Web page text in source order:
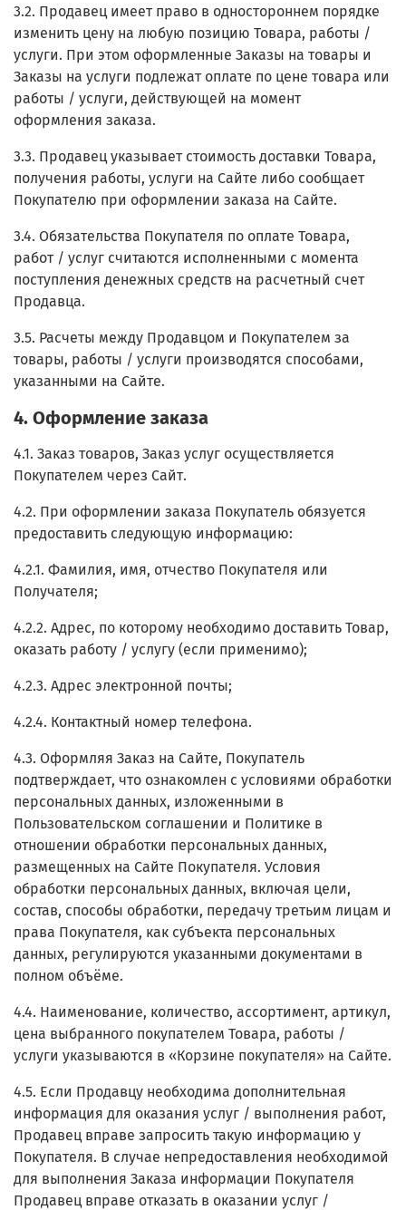
3.2. Продавец имеет право в одностороннем порядке
изменить цену на любую позицию Товара, работы /
услуги. При этом оформленные Заказы на товары и
Заказы на услуги подлежат оплате по цене товара или
работы / услуги, действующей на момент
оформления заказа.
3.3. Продавец указывает стоимость доставки Товара,
получения работы, услуги на Сайте либо сообщает
Покупателю при оформлении заказа на Сайте.
3.4. Обязательства Покупателя по оплате Товара,
работ / услуг считаются исполненными с момента
поступления денежных средств на расчетный счет
Продавца.
3.5. Расчеты между Продавцом и Покупателем за
товары, работы / услуги производятся способами,
указанными на Сайте.
4. Оформление заказа
4.1. Заказ товаров, Заказ услуг осуществляется
Покупателем через Сайт.
4.2. При оформлении заказа Покупатель обязуется
предоставить следующую информацию:
4.2.1. Фамилия, имя, отчество Покупателя или
Получателя;
4.2.2. Адрес, по которому необходимо доставить Товар,
оказать работу / услугу (если применимо);
4.2.3. Адрес электронной почты;
4.2.4. Контактный номер телефона.
4.3. Оформляя Заказ на Сайте, Покупатель
подтверждает, что ознакомлен с условиями обработки
персональных данных, изложенными в
Пользовательском соглашении и Политике в
отношении обработки персональных данных,
размещенных на Сайте Покупателя. Условия
обработки персональных данных, включая цели,
состав, способы обработки, передачу третьим лицам и
права Покупателя, как субъекта персональных
данных, регулируются указанными документами в
полном объёме.
4.4. Наименование, количество, ассортимент, артикул,
цена выбранного покупателем Товара, работы /
услуги указываются в «Корзине покупателя» на Сайте.
4.5. Если Продавцу необходима дополнительная
информация для оказания услуг / выполнения работ,
Продавец вправе запросить такую информацию у
Покупателя. В случае непредоставления необходимой
для выполнения Заказа информации Покупателя
Продавец вправе отказать в оказании услуг /